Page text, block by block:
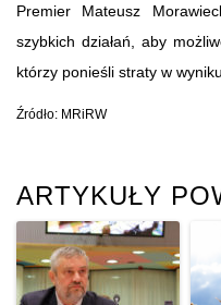
Premier Mateusz
szybkich działań, aby
którzy ponieśli straty w
Źródło: MRiRW
ARTYKUŁY